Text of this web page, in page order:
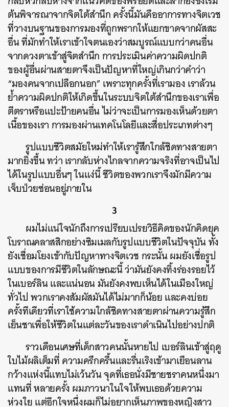
ต้นพิจารณาจากจิตใต้สำนึก ครั้งนี้มันคืออาการทางจิตเวช
ที่วางบนฐานของการมองที่ถูกพรากให้แยกขาดจากผัสสะ
อื่น ที่มักทำให้เราเข้าใจตนเองว่าสมบูรณ์แบบกว่าคนอื่น
จากดวงตาเข้าสู่จิตสำนึก การประเมินค่าความผิดปกติ
ของผู้อื่นผ่านสายตาจึงเป็นปัญหาที่ใหญ่เกินกว่าคำว่า
“มองคนจากเปลือกนอก” เพราะทุกครั้งที่เรามอง เราล้วน
ย้ำความผิดปกติให้เกิดขึ้นในระบบจิตใต้สำนึกของเราเพื่อ
ตีตราหรือแปะป้ายคนอื่น ไม่ว่าจะเป็นการมองเห็นด้วยตา
เนื้อของเรา การมองผ่านเทคโนโลยีและสื่อประเภทต่างๆ
รูปแบบชีวิตสมัยใหม่ทำให้เรารู้สึกใกล้ชิดทางสายตา
มากยิ่งขึ้น ทว่า เรากลับห่างไกลจากความจริงที่อาจเป็นไป
ได้ในรูปแบบอื่นๆ ในแง่นี้ ชีวิตของพวกเราจึงมักมีความ
เจ็บป่วยซ่อนอยู่ภายใน
3
ผมไม่แน่ใจนักถึงการเปรียบเปรยวิธีคิดของนักคิดยุค
โบราณคลาสสิกอย่างซิมเมลกับรูปแบบชีวิตในปัจจุบัน ทั้ง
ยังเชื่อมโยงเข้ากับปัญหาทางจิตเวช กระนั้น ผมยังเชื่อรูป
แบบของการมีชีวิตในลักษณะนี้ ว่ามันยังคงทิ้งร่องรอยไว้
ในเบอร์ลิน และแน่นอน มันยังคงพบเห็นได้ในเมืองใหญ่
ทั่วไป พวกเราคงสัมผัสมันได้ไม่มากก็น้อย และคงบ่อย
ครั้งทีเดียวที่เราใช้ความใกล้ชิดทางสายตาผ่านความรู้สึก
เย็นชาเพื่อให้ชีวิตในแต่ละวันของเราดำเนินไปอย่างปกติ
ราวเดือนเศษที่เด็กสาวคนนั้นหายไป เบอร์ลินเข้าสู่ฤดู
ใบไม้ผลิเต็มที่ ความครึกครื้นและรื่นเริงเข้ามาเยือนลาน
กว้างแห่งนี้แทบไม่เว้นวัน จุดที่เธอนั่งมีชายชราคนหนึ่งมา
แทนที่ หลายครั้ง ผมภาวนาในใจให้พบเธอด้วยความ
ห่วงใย แต่อีกใจหนึ่งผมก็ไม่อยากเห็นภาพของหญิงสาว